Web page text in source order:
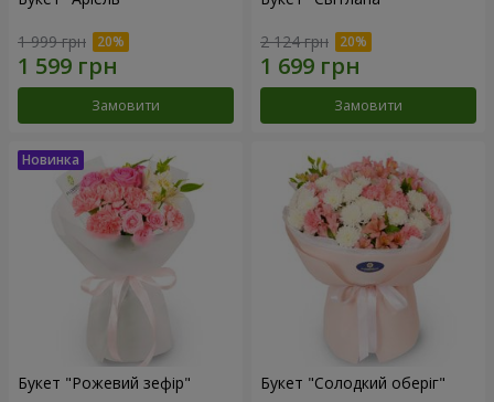
1 999 грн
Замовити
2 124 грн
Замовити
Букет "Рожевий зефір" Букет "Солодкий оберіг"